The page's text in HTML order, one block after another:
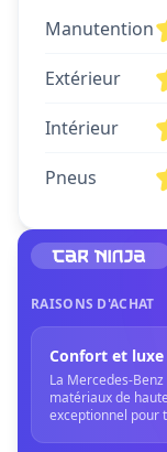
Manutention
Extérieur
Intérieur
Pneus
RAISONS D'ACHAT
Confort et luxe
La Mercedes-
matériaux de
exceptionnel pour